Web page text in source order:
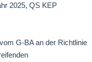
2025, QS KEP
G-BA an der Richtlinie